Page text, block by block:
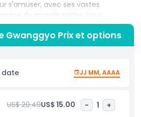
s'amuser, avec ses vastes
du monde entier. Vous
poissons colorés aux requins
grâce. L'aquarium comporte de
différentes, chacune mettant en
et même aux manchots.
de larges tunnels entourés
une véritable expérience
Gwanggyo Prix et options
date JJ MM, AAAA
US$ 20.49US$ 15.00 - 1 +